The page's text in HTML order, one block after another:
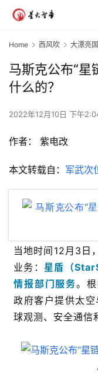
Home 西风吹 大漂亮国
马斯克公布“星
什么的？
2022年12月10日 下午
作者： 紫电改
本文转载自： 军武次
当地时间12月3日
业务： 星盾（
情报部门服务。
政府客户提供太
球观测、安全通信